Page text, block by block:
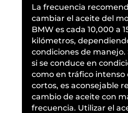
La frecuencia
cambiar el aceite del
BMW es cada 10,000 a
kilómetros,
condiciones de manejo.
si se conduce en
como en tráfico intenso
cortos, es aconsejable
cambio de aceite con
frecuencia. Utilizar el